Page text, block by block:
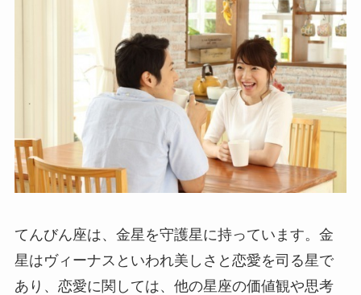
てんびん座は、金星を守護星に持っています。金
星はヴィーナスといわれ美しさと恋愛を司る星で
あり、恋愛に関しては、他の星座の価値観や思考